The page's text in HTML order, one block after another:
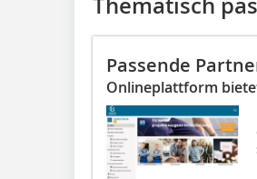
Passende
Onlineplattform